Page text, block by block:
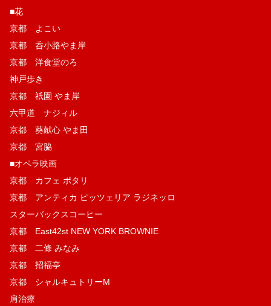
■花
京都 よこい
京都 呑小路やま岸
京都 洋食堂のろ
神戸歩き
京都 祇園 やま岸
六甲道 ナジィル
京都 葵献心 やま田
京都 宮脇
■オペラ映画
京都 カフェ ポタリ
京都 アンティカ ピッツェリア ラジネッロ
スターバックスコーヒー
京都 East42st NEW YORK BROWNIE
京都 二條 みなみ
京都 招福亭
京都 シャルキュトリーM
肩治療